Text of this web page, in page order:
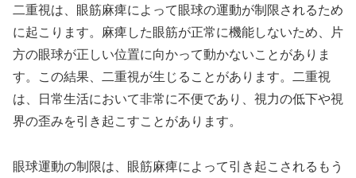
二重視は、眼筋麻痺によって眼球の運動が制限されるため
に起こります。麻痺した眼筋が正常に機能しないため、片
方の眼球が正しい位置に向かって動かないことがありま
す。この結果、二重視が生じることがあります。二重視
は、日常生活において非常に不便であり、視力の低下や視
界の歪みを引き起こすことがあります。
眼球運動の制限は、眼筋麻痺によって引き起こされるもう